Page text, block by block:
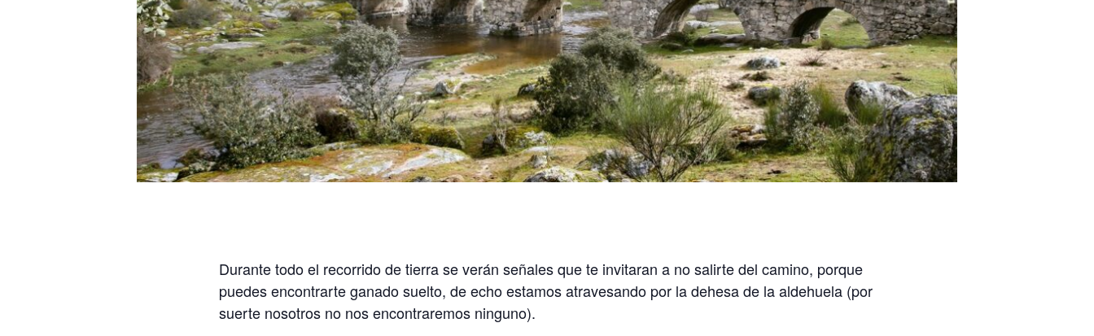
Durante todo el recorrido de tierra se verán señales que te invitaran a no salirte del camino, porque
puedes encontrarte ganado suelto, de echo estamos atravesando por la dehesa de la aldehuela (por
suerte nosotros no nos encontraremos ninguno).